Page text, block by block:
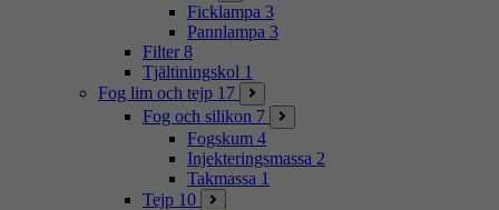
Ficklampa 3
Pannlampa 3
Filter 8
Tjältiningskol 1
Fog lim och tejp 17
Fog och silikon 7
Fogskum 4
Injekteringsmassa 2
Takmassa 1
Tejp 10